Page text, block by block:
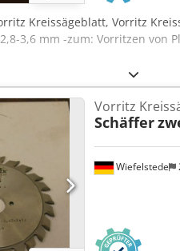
Kreissägeblatt, Vorritz
3,6 mm -zum: Vorritzen von
Wiefelstede
Vorritz
Schäffer